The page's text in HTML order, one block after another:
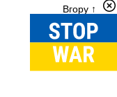
Вгору ↑